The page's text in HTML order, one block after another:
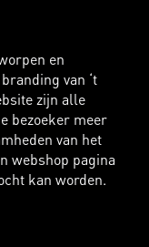
en
van ‘t
zijn alle
bezoeker meer
van het
webshop pagina
kan worden.